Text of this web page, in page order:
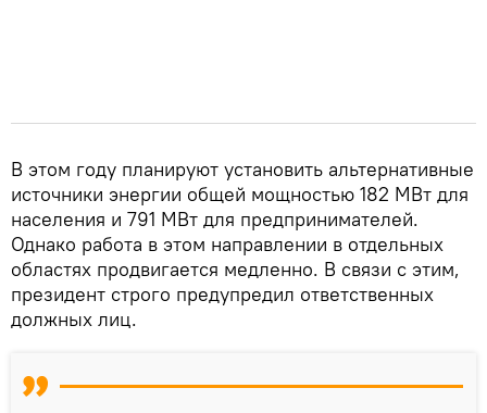
В этом году планируют установить альтернативные
источники энергии общей мощностью 182 МВт для
населения и 791 МВт для предпринимателей.
Однако работа в этом направлении в отдельных
областях продвигается медленно. В связи с этим,
президент строго предупредил ответственных
должных лиц.